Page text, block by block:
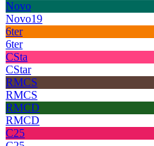
Novo
Novo19
6ter
6ter
CSta
CStar
RMCS
RMCS
RMCD
RMCD
C25